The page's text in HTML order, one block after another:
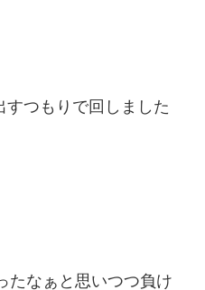
つもりで回しました
たなぁと思いつつ負け